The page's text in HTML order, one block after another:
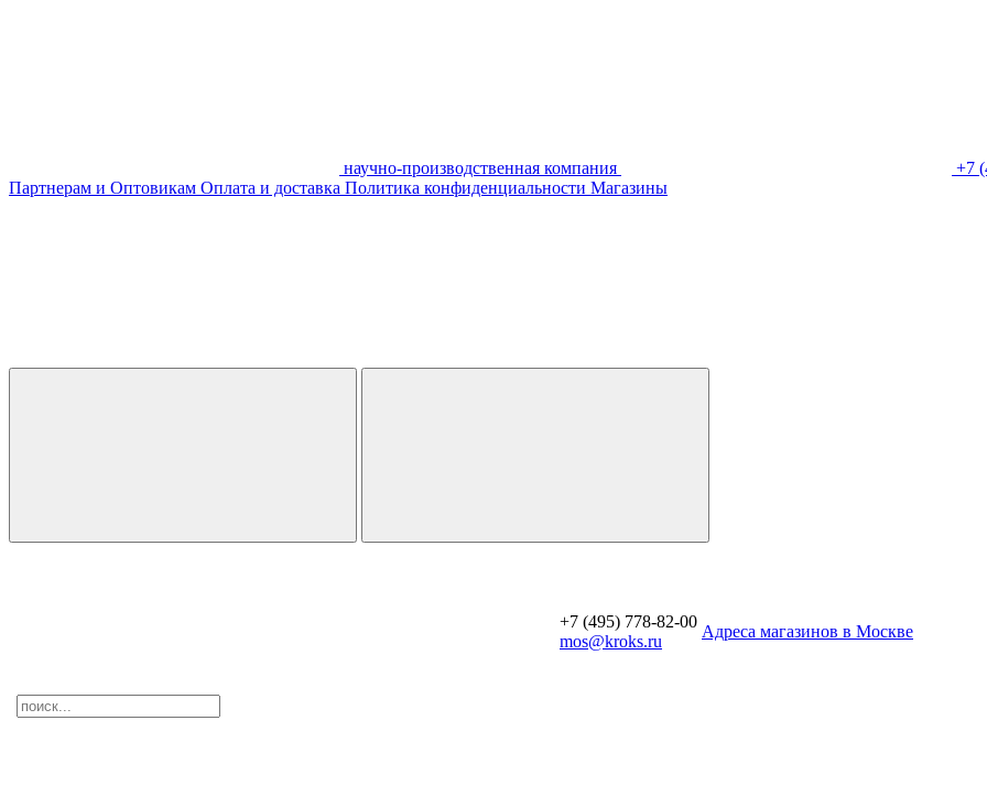
научно-производственная компания
+7
Партнерам и Оптовикам Оплата и доставка Политика конфиденциальности Магазины
+7 (495) 778-82-00
mos@kroks.ru
Aдреса магазинов в Москве